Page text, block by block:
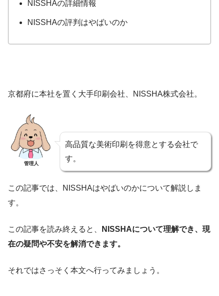
NISSHAの詳細情報
NISSHAの評判はやばいのか
京都府に本社を置く大手印刷会社、NISSHA株式会社。
管理人
高品質な美術印刷を得意とする会社で
す。
この記事では、NISSHAはやばいのかについて解説しま
す。
この記事を読み終えると、
NISSHAについて理解でき、現
在の疑問や不安を解消できます。
それではさっそく本文へ行ってみましょう。